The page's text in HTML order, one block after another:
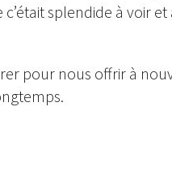
splendide à voir
pour nous offrir à